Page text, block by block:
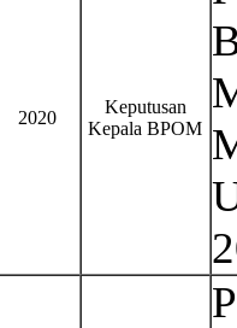
2020
Keputusan
Kepala BPOM